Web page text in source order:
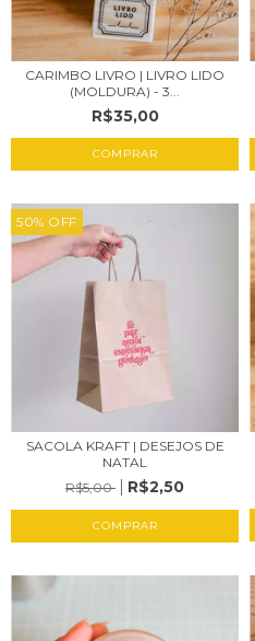
CARIMBO LIVRO | LIVRO LIDO
(MOLDURA) - 3...
R$35,00
50% OFF
SACOLA KRAFT | DESEJOS DE
NATAL
R$5,00
R$2,50
COMPRAR